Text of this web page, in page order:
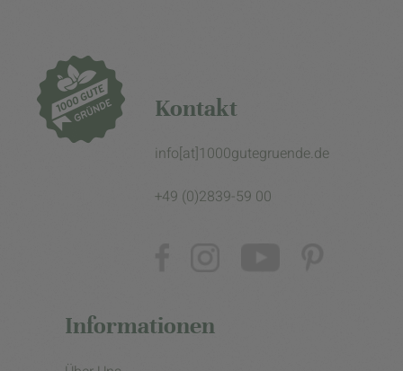
Kontakt
info[at]1000gutegruende.de
+49 (0)2839-59 00
Informationen